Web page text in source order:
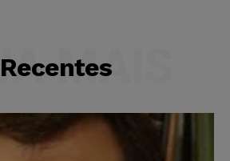
Recentes
MAIS